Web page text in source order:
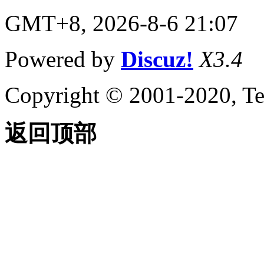
GMT+8, 2026-8-6 21:07
Powered by Discuz! X3.4
Copyright © 2001-2020,
返回顶部